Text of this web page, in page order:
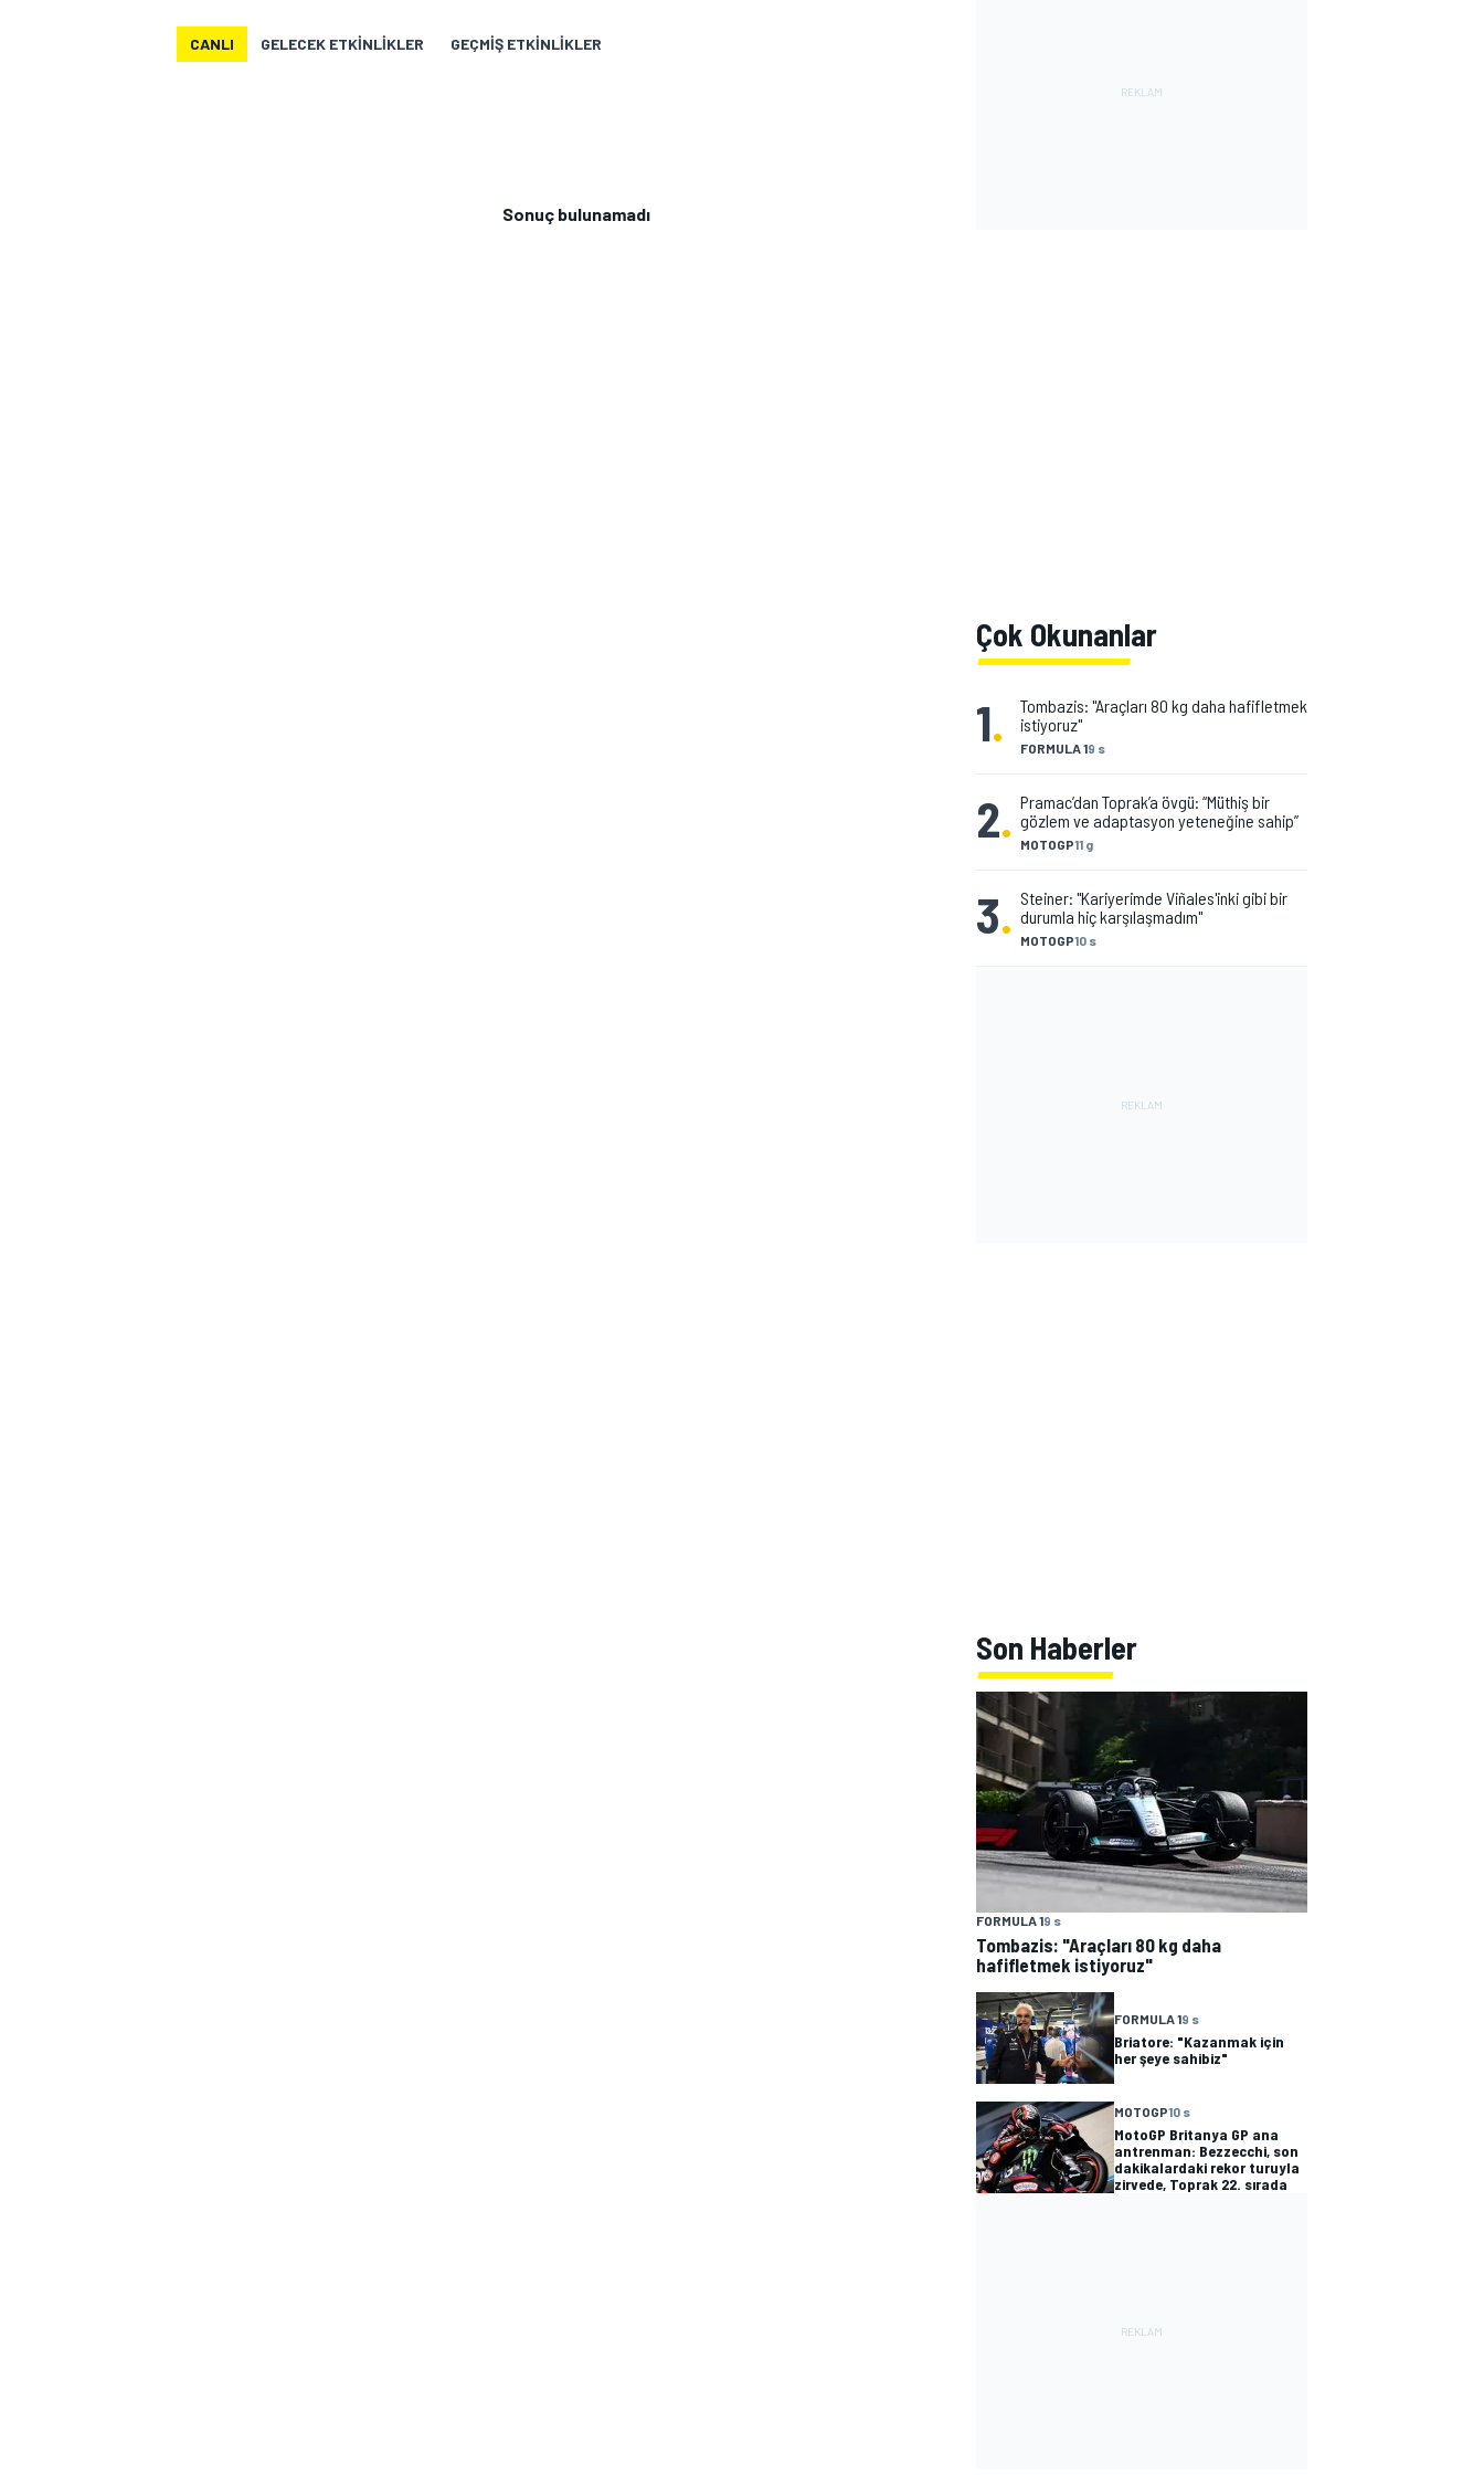
MOTOGP
CANLI GELECEK ETKINLIKLER GEÇMIŞ ETKINLIKLER
Sonuç bulunamadı
Çok Okunanlar
1. FORMULA 19 s
Tombazis: "Araçları 80 kg daha hafifletmek
istiyoruz"
2. MOTOGP11 g
Pramac’dan Toprak’a övgü: “Müthiş bir
gözlem ve adaptasyon yeteneğine sahip”
3. MOTOGP10 s
Steiner: "Kariyerimde Viñales'inki gibi bir
durumla hiç karşılaşmadım"
Son Haberler
FORMULA 19 s
Tombazis: "Araçları 80 kg daha
hafifletmek istiyoruz"
FORMULA 19 s
Briatore: "Kazanmak için
her şeye sahibiz"
MOTOGP10 s
MotoGP Britanya GP ana
antrenman: Bezzecchi, son
dakikalardaki rekor turuyla
zirvede, Toprak 22. sırada